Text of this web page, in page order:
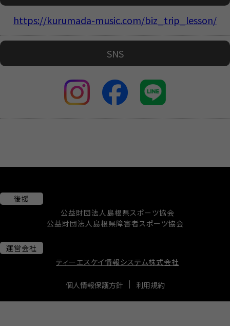
https://kurumada-music.com/biz_trip_lesson/
SNS
後援
公益財団法人島根県スポーツ協会
公益財団法人島根県障害者スポーツ協会
運営会社
ティーエスケイ情報システム株式会社
個人情報保護方針 利用規約